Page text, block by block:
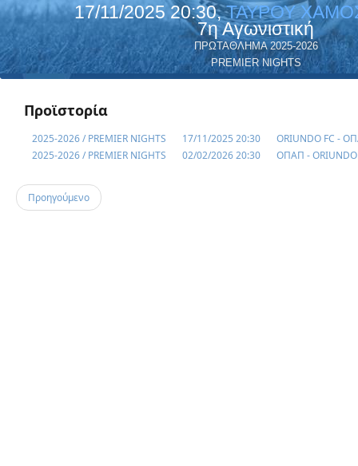
17/11/2025 20:30,ΤΑΥΡΟΥ
7η Αγωνιστική
ΠΡΩΤΑΘΛΗΜΑ 2025-2026
PREMIER NIGHTS
Προϊστορία
2025-2026 / PREMIER NIGHTS 17/11/2025 20:30
ORIUNDO FC -
2025-2026 / PREMIER NIGHTS
02/02/2026 20:30 ΟΠΑΠ - ORIUNDO
Προηγούμενο